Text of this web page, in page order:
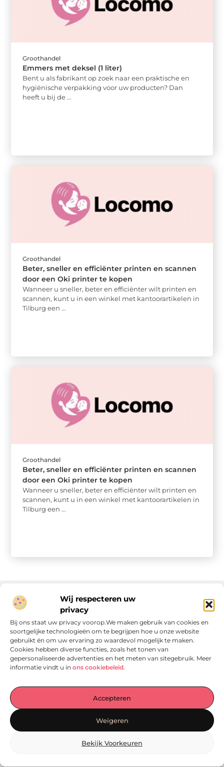
Wij respecteren uw
privacy
Bij ons staat uw privacy voorop.We maken gebruik van cookies en
soortgelijke technologieën om te begrijpen hoe u onze website
gebruikt én om uw ervaring zo waardevol mogelijk te maken.
Cookies hebben diverse functies, zoals het tonen van
gepersonaliseerde advertenties en het meten van sitegebruik. Meer
informatie vindt u in ons cookiebeleid.
Accepteren
Weigeren
Bekijk Voorkeuren
Groothandel
Emmers met deksel (1 liter)
Bent u als fabrikant op zoek naar een praktische en
hygiënische verpakking voor uw producten? Dan
heeft u bij de ...
Groothandel
Beter, sneller en efficiënter printen en scannen
door een Oki printer te kopen
Wanneer u sneller, beter en efficiënter wilt printen en
scannen, kunt u in een winkel met kantoorartikelen in
Tilburg een ...
Groothandel
Beter, sneller en efficiënter printen en scannen
door een Oki printer te kopen
Wanneer u sneller, beter en efficiënter wilt printen en
scannen, kunt u in een winkel met kantoorartikelen in
Tilburg een ...
zetten
, praktische tips waar je écht iets aan hebt en artikelen
vandaag opLocomo.nl
Onze informatie